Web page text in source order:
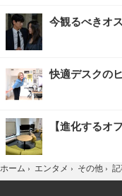
今観るべきオ
快適デスクの
【進化するオ
ホーム › エンタメ › その他 › 記